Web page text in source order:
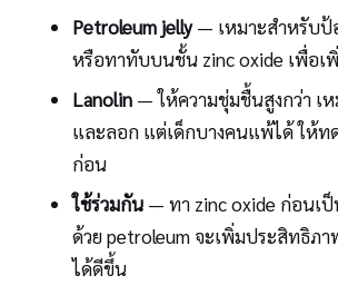
Petroleum jelly— เหมาะสำหรับ
หรือทาทับบนชั้น zinc oxide เพื่อเ
Lanolin— ให้ความชุ่มชื้นสูงกว่า เ
และลอก แต่เด็กบางคนแพ้ได้ ให้ท
ก่อน
ใช้ร่วมกัน— ทา zinc oxide ก่อนเ
ด้วย petroleum จะเพิ่มประสิทธิภ
ได้ดีขึ้น